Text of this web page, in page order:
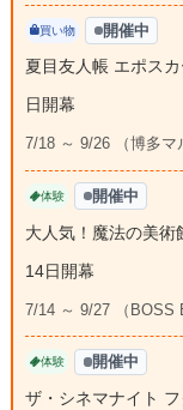
買い物 開催中
夏目友人帳 エポス
日開幕
7/18 ～ 9/26 （博多マ
体験 開催中
大人気！魔法の美術
14日開幕
7/14 ～ 9/27 （BOSS
体験 開催中
ザ・シネマナイト